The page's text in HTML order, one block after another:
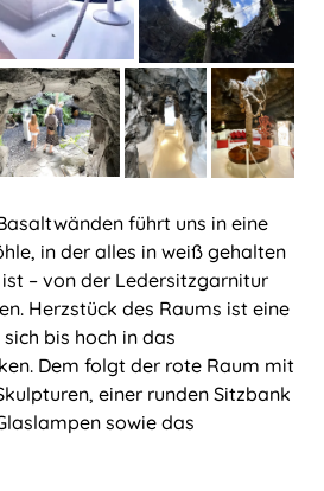
führt uns in eine
in der alles in weiß gehalten
– von der Ledersitzgarnitur
Herzstück des Raums ist eine
bis hoch in das
Dem folgt der rote Raum mit
einer runden Sitzbank
sowie das